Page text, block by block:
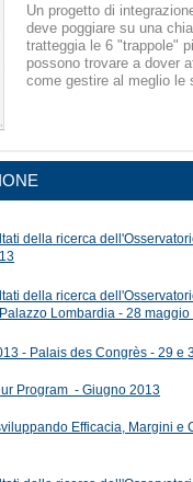
Un progetto di
deve poggiare su una
tratteggia le 6 "trappole"
possono trovare a dover
come gestire al meglio le
della ricerca
della ricerca
Lombardia - 28
- Palais des Congrès - 29 e
Program - Giugno 2013
Efficacia, Margini e